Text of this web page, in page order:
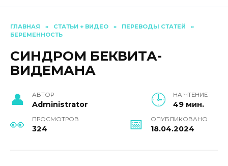
ГЛАВНАЯ » СТАТЬИ + ВИДЕО » ПЕРЕВОДЫ СТАТЕЙ
»
БЕРЕМЕННОСТЬ
СИНДРОМ БЕКВИТА-
ВИДЕМАНА
АВТОР
Administrator
НА ЧТЕНИЕ
49 мин.
ПРОСМОТРОВ
324
ОПУБЛИКОВАНО
18.04.2024